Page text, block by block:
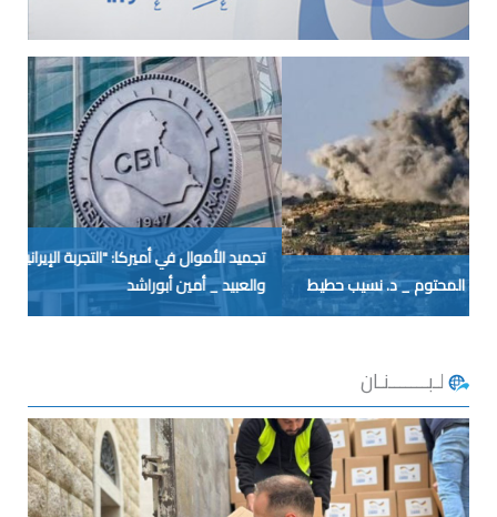
تجميد الأموال في أميركا: "التجربة الإيرانية" لم يتعلَّم منها الحمقى
والعبيد _ أمين أبوراشد
لـبـــــــنـان